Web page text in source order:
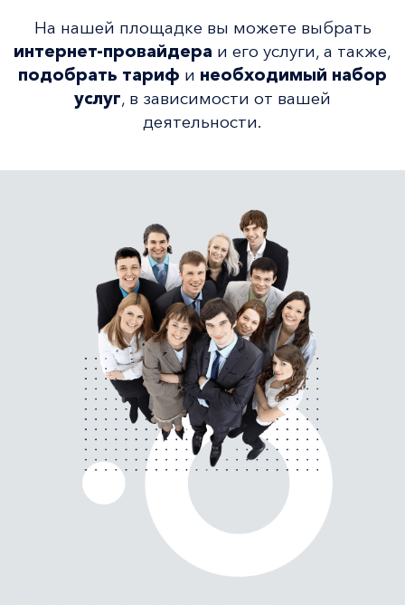
На нашей площадке вы можете выбрать
интернет-провайдера и его услуги, а также,
подобрать тариф и необходимый набор
услуг, в зависимости от вашей
деятельности.